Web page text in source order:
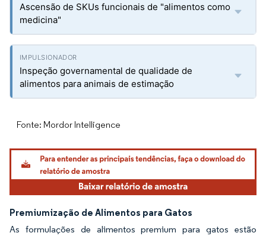
Ascensão de SKUs funcionais de "alimentos como
medicina"
Inspeção governamental de qualidade de
alimentos para animais de estimação
Fonte: Mordor Intelligence
Premiumização de Alimentos para Gatos
As formulações de alimentos premium para gatos estão